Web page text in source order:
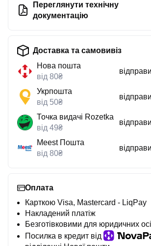
Переглянути технічну
документацію
Доставка та самовивіз
Нова пошта
від 80₴
Укрпошта
від 50₴
Точка видачі Rozetka
від 49₴
Meest Пошта
від 80₴
Оплата
Карткою Visa, Mastercard - LiqPay
Накладений платіж
Безготівковими для юридичних
Посилка в кредит від